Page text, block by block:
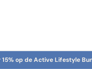
op de Active Lifestyle